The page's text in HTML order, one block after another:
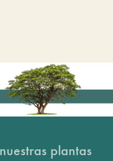
plantas